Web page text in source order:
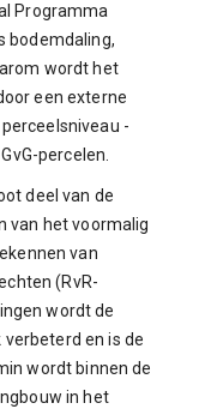
Programma
bodemdaling,
wordt het
een externe
-
percelen.
deel van de
van het voormalig
van
(RvR-
wordt de
en is de
wordt binnen de
in het